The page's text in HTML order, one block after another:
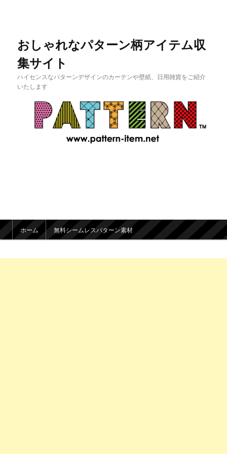
おしゃれなパターン柄アイテム収
集サイト
ハイセンスなパターンデザインのカーテンや壁紙、日用雑貨をご紹介
いたします
メインメニュー
メインコンテンツへ移動
サブコンテンツへ移動
ホーム 無料シームレスパターン素材